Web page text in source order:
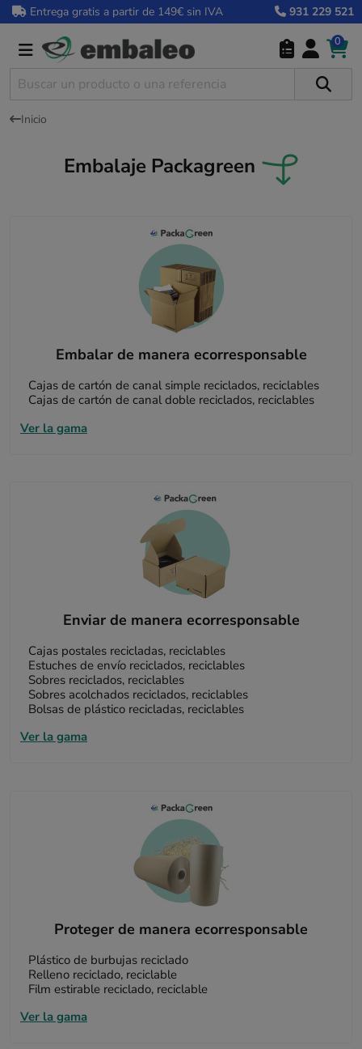
Entrega gratis a partir de 149€ sin IVA 931 229 521
0
Inicio
Embalaje Packagreen
Embalar de manera ecorresponsable
Cajas de cartón de canal simple reciclados, reciclables
Cajas de cartón de canal doble reciclados, reciclables
Ver la gama
Enviar de manera ecorresponsable
Cajas postales recicladas, reciclables
Estuches de envío reciclados, reciclables
Sobres reciclados, reciclables
Sobres acolchados reciclados, reciclables
Bolsas de plástico recicladas, reciclables
Ver la gama
Proteger de manera ecorresponsable
Plástico de burbujas reciclado
Relleno reciclado, reciclable
Film estirable reciclado, reciclable
Ver la gama